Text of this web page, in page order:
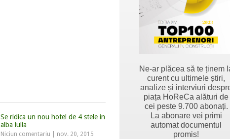
Se ridica un nou hotel de 4 stele in
alba iulia
Niciun comentariu nov. 20, 2015
Ne-ar plăcea să te ținem
curent cu ultimele știri,
analize și interviuri
piața HoReCa alături de
cei peste 9.700 abonați.
La abonare vei primi
automat documentul
promis!